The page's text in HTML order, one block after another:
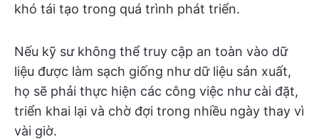
khó tái tạo trong quá trình phát triển.
Nếu kỹ sư không thể truy cập an toàn vào dữ
liệu được làm sạch giống như dữ liệu sản xuất,
họ sẽ phải thực hiện các công việc như cài đặt,
triển khai lại và chờ đợi trong nhiều ngày thay vì
vài giờ.